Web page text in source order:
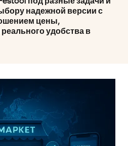
надежной версии с
цены,
удобства в